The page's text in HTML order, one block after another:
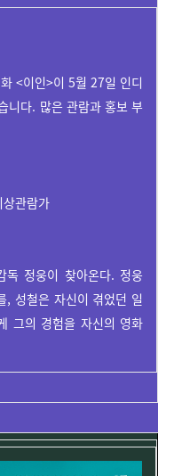
<이인>이 5월 27일 인디
니다. 많은 관람과 홍보 부
관람가
독 정웅이 찾아온다. 정웅
, 성철은 자신이 겪었던 일
그의 경험을 자신의 영화